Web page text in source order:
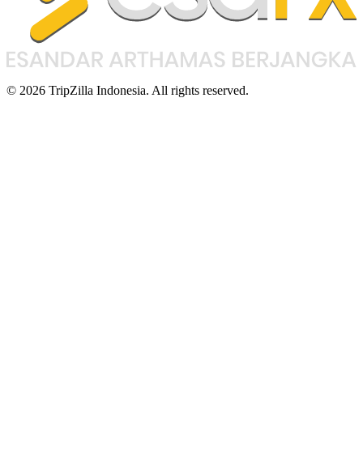
© 2026 TripZilla Indonesia. All rights reserved.